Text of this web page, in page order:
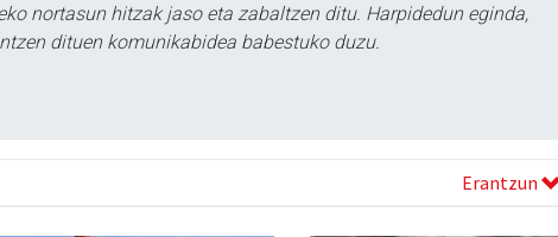
nortasun hitzak jaso eta zabaltzen ditu. Harpidedun eginda,
dituen komunikabidea babestuko duzu.
Erantzun